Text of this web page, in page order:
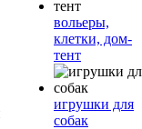
вольеры,
клетки, дом-
тент
игрушки для
собак